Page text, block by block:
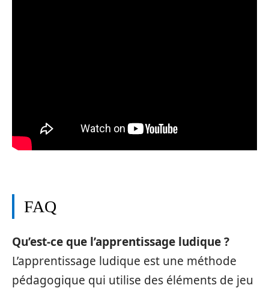
FAQ
Qu’est-ce que l’apprentissage ludique ?
L’apprentissage ludique est une méthode
pédagogique qui utilise des éléments de jeu